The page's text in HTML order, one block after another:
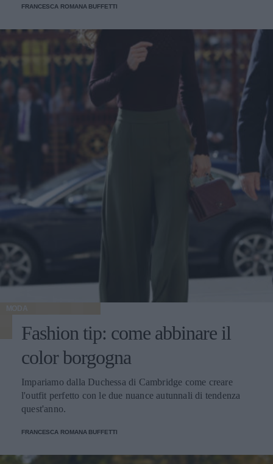
FRANCESCA ROMANA BUFFETTI
MODA
Fashion tip: come abbinare il
color borgogna
Impariamo dalla Duchessa di Cambridge come creare
l'outfit perfetto con le due nuance autunnali di tendenza
quest'anno.
FRANCESCA ROMANA BUFFETTI